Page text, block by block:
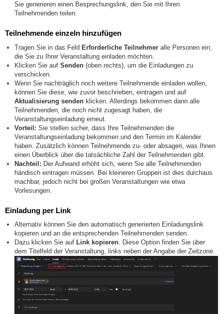
Sie generieren einen Besprechungslink, den Sie mit Ihren
Teilnehmenden teilen.
Teilnehmende einzeln hinzufügen
Tragen Sie in das Feld Erforderliche Teilnehmeralle Personen ein,
die Sie zu Ihrer Veranstaltung einladen möchten.
Klicken Sie aufSenden (oben rechts), um die Einladungen zu
verschicken.
Wenn Sie nachträglich noch weitere Teilnehmende einladen wollen,
können Sie diese, wie zuvor beschrieben, eintragen und auf
Aktualisierung senden klicken. Allerdings bekommen dann alle
Teilnehmenden, die noch nicht zugesagt haben, die
Veranstaltungseinladung erneut.
Vorteil: Sie stellen sicher, dass Ihre Teilnehmenden die
Veranstaltungseinladung bekommen und den Termin im Kalender
haben. Zusätzlich können Teilnehmende zu- oder absagen, was Ihnen
einen Überblick über die tatsächliche Zahl der Teilnehmenden gibt.
Nachteil: Der Aufwand erhöht sich, wenn Sie alle Teilnehmenden
händisch eintragen müssen. Bei kleineren Gruppen ist dies durchaus
machbar, jedoch nicht bei großen Veranstaltungen wie etwa
Vorlesungen.
Einladung per Link
Alternativ können Sie den automatisch generierten Einladungslink
kopieren und an die entsprechenden Teilnehmenden senden.
Dazu klicken Sie auf Link kopieren. Diese Option finden Sie über
dem Titelfeld der Veranstaltung, links neben der Angabe der Zeitzone.